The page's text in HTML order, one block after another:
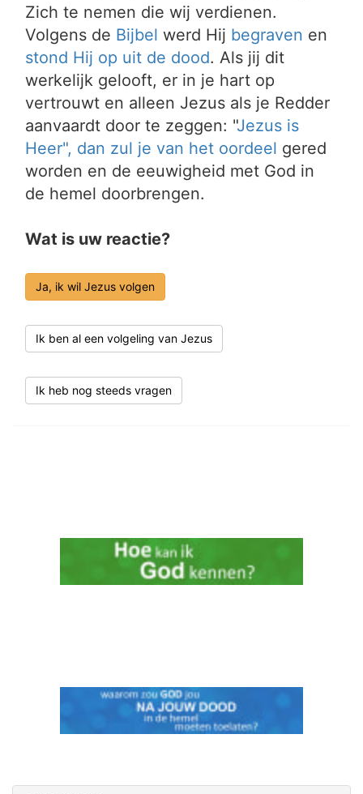
Zich te nemen die wij verdienen.
Volgens de Bijbel werd Hij begraven en
stond Hij op uit de dood. Als jij dit
werkelijk gelooft, er in je hart op
vertrouwt en alleen Jezus als je Redder
aanvaardt door te zeggen: "Jezus is
Heer", dan zul je van het oordeel gered
worden en de eeuwigheid met God in
de hemel doorbrengen.
Wat is uw reactie?
Ja, ik wil Jezus volgen
Ik ben al een volgeling van Jezus
Ik heb nog steeds vragen